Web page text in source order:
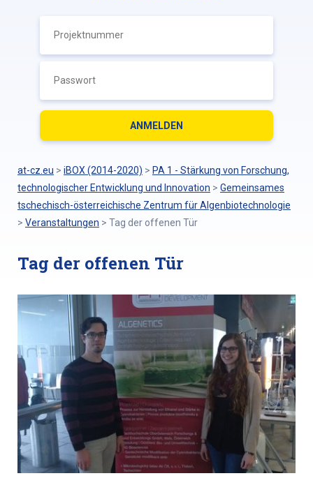
at-cz.eu > iBOX (2014-2020) > PA 1 - Stärkung von Forschung,
technologischer Entwicklung und Innovation > Gemeinsames
tschechisch-österreichische Zentrum für Algenbiotechnologie
> Veranstaltungen > Tag der offenen Tür
Tag der offenen Tür